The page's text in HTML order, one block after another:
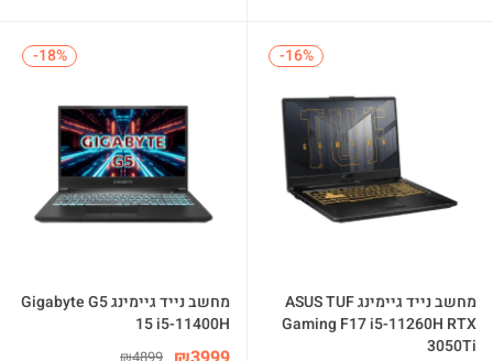
-16%
מחשב נייד גיימינג ASUS TUF
Gaming F17 i5-11260H RTX
3050Ti
-18%
מחשב נייד גיימינג Gigabyte G5
15 i5-11400H